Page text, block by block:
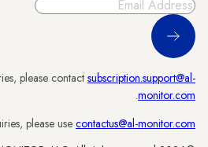
Sign Up
please contact subscription.support@al-
monitor.com
.
please use contactus@al-monitor.com